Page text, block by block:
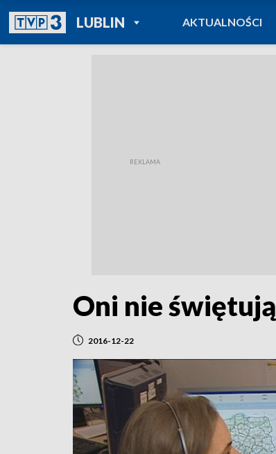
LUBLINPOWRÓT DO
TVP REGIONY
AKTUALNOŚCI
Oni nie świętują
2016-12-22